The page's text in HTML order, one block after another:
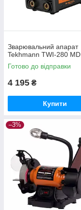
Зварювальний апарат
Tekhmann TWI-280
Готово до відправки
4 195 ₴
Купити
–3%